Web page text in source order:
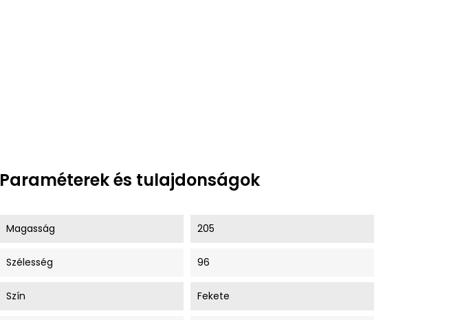
Paraméterek és tulajdonságok
Magasság 205
Szélesség 96
Szín Fekete